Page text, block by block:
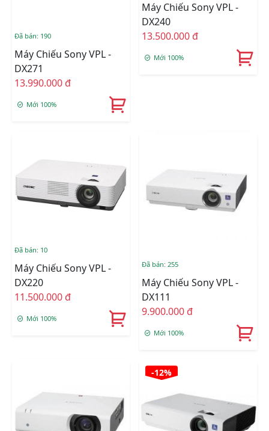
Đã bán: 190
Máy Chiếu Sony VPL -
DX271
13.990.000 đ
Mới 100%
Máy Chiếu Sony VPL -
DX240
13.500.000 đ
Mới 100%
Đã bán: 10
Máy Chiếu Sony VPL -
DX220
11.500.000 đ
Mới 100%
Đã bán: 255
Máy Chiếu Sony VPL -
DX111
9.900.000 đ
Mới 100%
-12%